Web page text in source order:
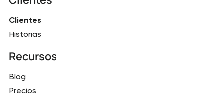
Clientes
Historias
Recursos
Blog
Precios